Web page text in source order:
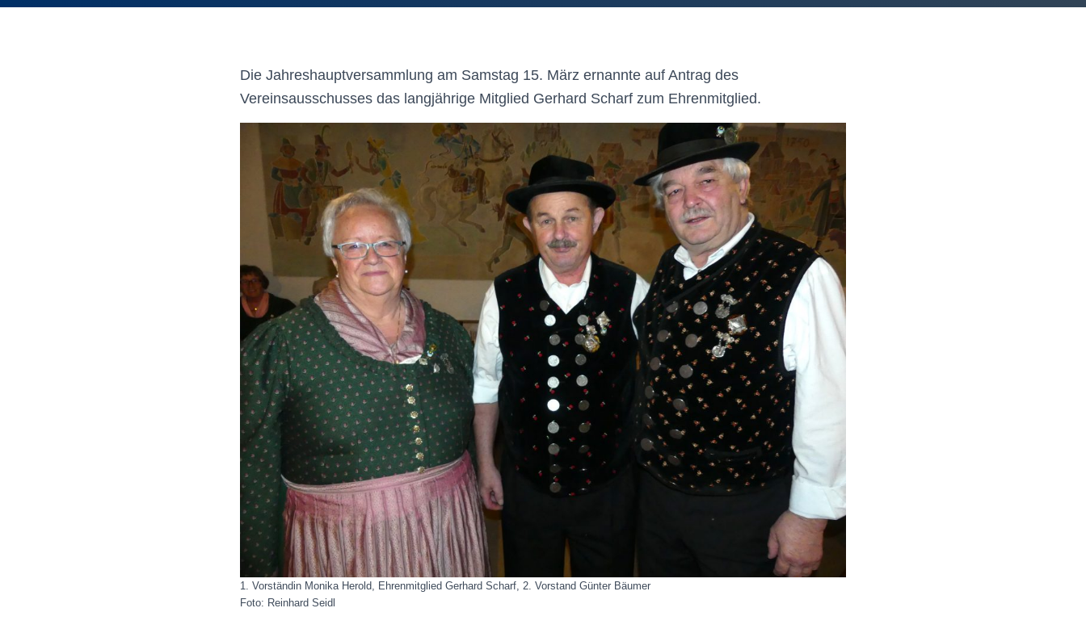
Die Jahreshauptversammlung am Samstag 15. März ernannte auf Antrag des
Vereinsausschusses das langjährige Mitglied Gerhard Scharf zum Ehrenmitglied.
1. Vorständin Monika Herold, Ehrenmitglied Gerhard Scharf, 2. Vorstand Günter Bäumer
Foto: Reinhard Seidl